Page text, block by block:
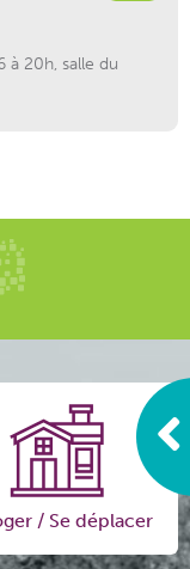
à 20h, salle du
/ Se déplacer